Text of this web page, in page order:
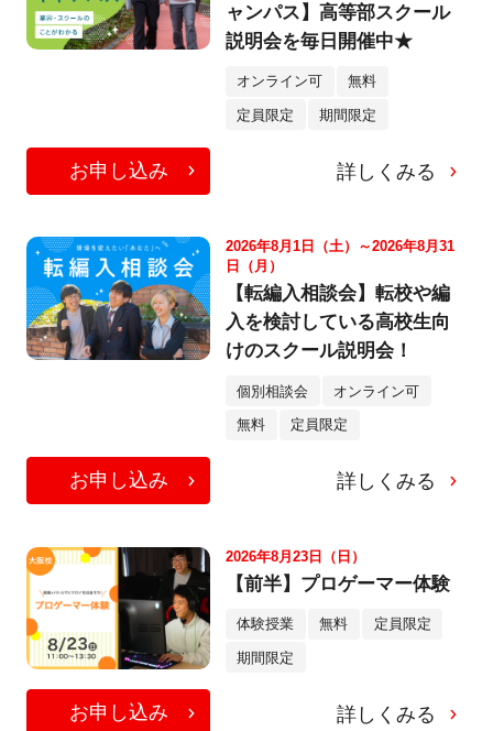
ャンパス】高等部スクール
説明会を毎日開催中★
オンライン可 無料
定員限定 期間限定
お申し込み 詳しくみる
2026年8月1日（土）～2026年8月31
日（月）
【転編入相談会】転校や編
入を検討している高校生向
けのスクール説明会！
個別相談会 オンライン可
無料 定員限定
お申し込み 詳しくみる
2026年8月23日（日）
【前半】プロゲーマー体験
体験授業 無料 定員限定
期間限定
お申し込み 詳しくみる